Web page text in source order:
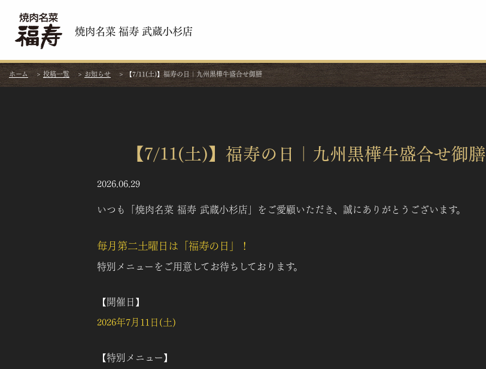
焼肉名菜 福寿 武蔵小杉店
ホーム > 投稿一覧 > お知らせ > 【7/11(土)】福寿の日｜九州黒樺牛盛合せ御膳
【7/11(土)】福寿の日｜九州黒樺牛盛合せ御膳
2026.06.29
いつも「焼肉名菜 福寿 武蔵小杉店」をご愛顧いただき、誠にありがとうございます。
毎月第二土曜日は「福寿の日」！
特別メニューをご用意してお待ちしております。
【開催日】
2026年7月11日(土)
【特別メニュー】